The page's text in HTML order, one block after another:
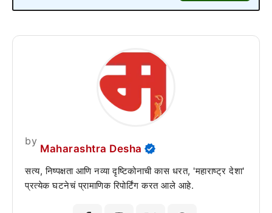
by
Maharashtra Desha
सत्य, निष्पक्षता आणि नव्या दृष्टिकोनाची कास धरत, 'महाराष्ट्र देशा'
प्रत्येक घटनेचं प्रामाणिक रिपोर्टिंग करत आले आहे.